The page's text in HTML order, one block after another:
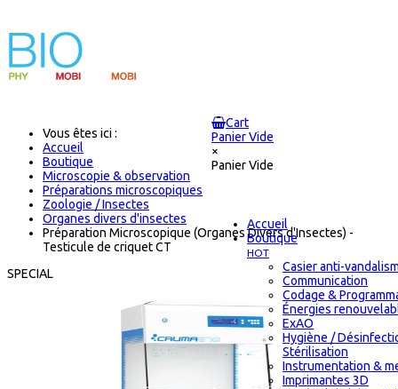
Cart
Panier Vide
×
Panier Vide
Accueil
Boutique
HOT
Casier anti-
Communication
Codage &
Énergies
ExAO
Hygiène /
Stérilisation
Instrumentation &
Imprimantes 3D
Vous êtes ici :
Accueil
Boutique
Microscopie & observation
Préparations microscopiques
Zoologie / Insectes
Organes divers d'insectes
Préparation Microscopique (Organes Divers d'Insectes) -
Testicule de criquet CT
SPECIAL